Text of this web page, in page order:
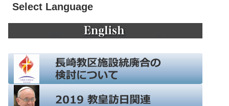
Select Language